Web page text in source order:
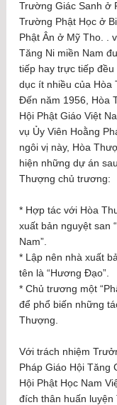
Trường Giác Sanh ở
Trường Phật Học ở
Phật Ân ở Mỹ Tho. .
Tăng Ni miền Nam
tiếp hay trực tiếp
dục ít nhiều của Hòa
Đến năm 1956, Hòa
Hội Phật Giáo Việt
vụ Ủy Viên Hoằng
ngôi vị này, Hòa
hiện những dự án
Thượng chủ trương:
* Hợp tác với Hòa
xuất bản nguyệt san
Nam”.
* Lập nên nhà xuất
tên là “Hương Đạo”.
* Chủ trương một
để phổ biến những
Thượng.
Với trách nhiệm
Pháp Giáo Hội Tăng
Hội Phật Học Nam
đích thân huấn luyện